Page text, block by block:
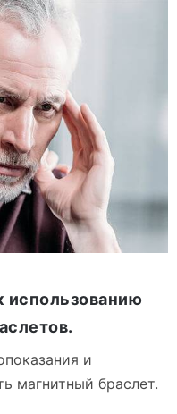
использованию
и
магнитный браслет.